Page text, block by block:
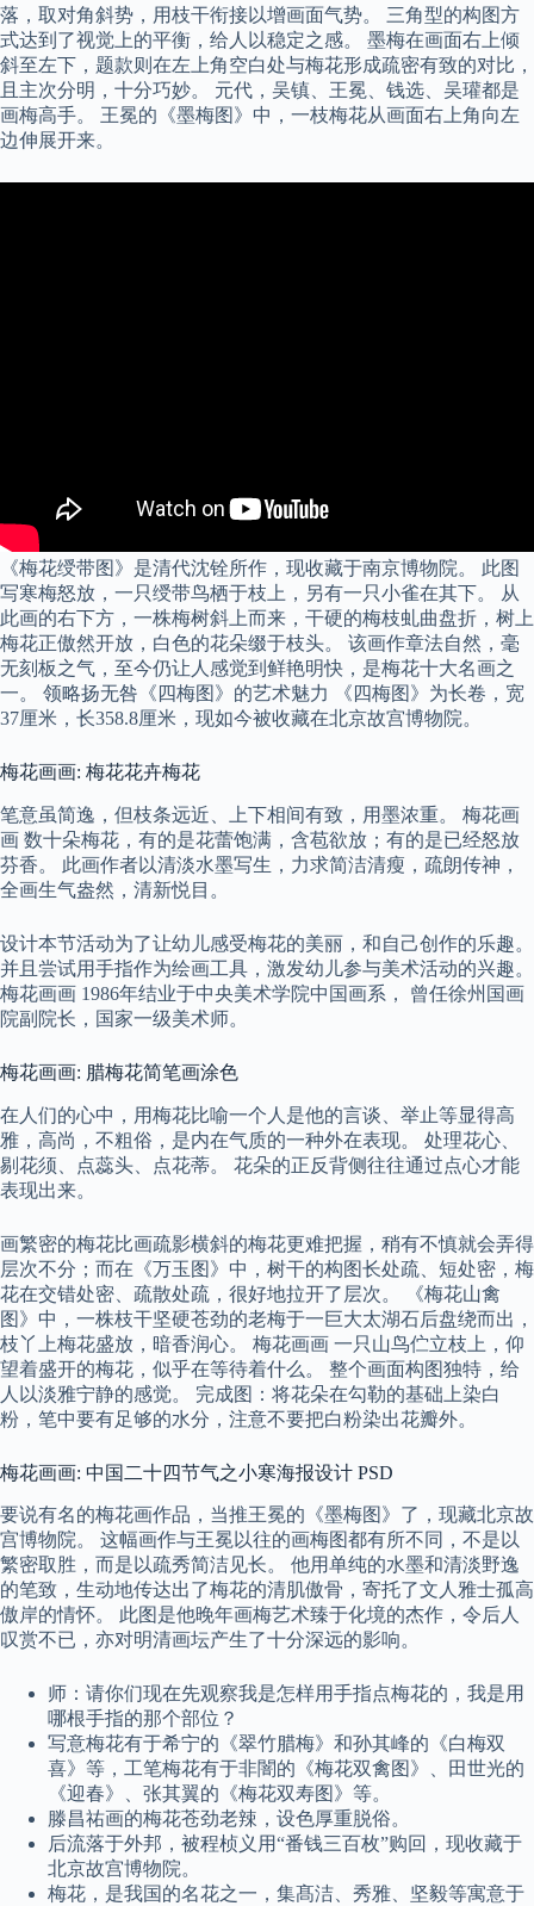
落，取对角斜势，用枝干衔接以增画面气势。 三角型的构图方
式达到了视觉上的平衡，给人以稳定之感。 墨梅在画面右上倾
斜至左下，题款则在左上角空白处与梅花形成疏密有致的对比，
且主次分明，十分巧妙。 元代，吴镇、王冕、钱选、吴瓘都是
画梅高手。 王冕的《墨梅图》中，一枝梅花从画面右上角向左
边伸展开来。
《梅花绶带图》是清代沈铨所作，现收藏于南京博物院。 此图
写寒梅怒放，一只绶带鸟栖于枝上，另有一只小雀在其下。 从
此画的右下方，一株梅树斜上而来，干硬的梅枝虬曲盘折，树上
梅花正傲然开放，白色的花朵缀于枝头。 该画作章法自然，毫
无刻板之气，至今仍让人感觉到鲜艳明快，是梅花十大名画之
一。 领略扬无咎《四梅图》的艺术魅力 《四梅图》为长卷，宽
37厘米，长358.8厘米，现如今被收藏在北京故宫博物院。
梅花画画: 梅花花卉梅花
笔意虽简逸，但枝条远近、上下相间有致，用墨浓重。 梅花画
画 数十朵梅花，有的是花蕾饱满，含苞欲放；有的是已经怒放
芬香。 此画作者以清淡水墨写生，力求简洁清瘦，疏朗传神，
全画生气盎然，清新悦目。
设计本节活动为了让幼儿感受梅花的美丽，和自己创作的乐趣。
并且尝试用手指作为绘画工具，激发幼儿参与美术活动的兴趣。
梅花画画 1986年结业于中央美术学院中国画系， 曾任徐州国画
院副院长，国家一级美术师。
梅花画画: 腊梅花简笔画涂色
在人们的心中，用梅花比喻一个人是他的言谈、举止等显得高
雅，高尚，不粗俗，是内在气质的一种外在表现。 处理花心、
剔花须、点蕊头、点花蒂。 花朵的正反背侧往往通过点心才能
表现出来。
画繁密的梅花比画疏影横斜的梅花更难把握，稍有不慎就会弄得
层次不分；而在《万玉图》中，树干的构图长处疏、短处密，梅
花在交错处密、疏散处疏，很好地拉开了层次。 《梅花山禽
图》中，一株枝干坚硬苍劲的老梅于一巨大太湖石后盘绕而出，
枝丫上梅花盛放，暗香润心。 梅花画画 一只山鸟伫立枝上，仰
望着盛开的梅花，似乎在等待着什么。 整个画面构图独特，给
人以淡雅宁静的感觉。 完成图：将花朵在勾勒的基础上染白
粉，笔中要有足够的水分，注意不要把白粉染出花瓣外。
梅花画画: 中国二十四节气之小寒海报设计 PSD
要说有名的梅花画作品，当推王冕的《墨梅图》了，现藏北京故
宫博物院。 这幅画作与王冕以往的画梅图都有所不同，不是以
繁密取胜，而是以疏秀简洁见长。 他用单纯的水墨和清淡野逸
的笔致，生动地传达出了梅花的清肌傲骨，寄托了文人雅士孤高
傲岸的情怀。 此图是他晚年画梅艺术臻于化境的杰作，令后人
叹赏不已，亦对明清画坛产生了十分深远的影响。
师：请你们现在先观察我是怎样用手指点梅花的，我是用
哪根手指的那个部位？
写意梅花有于希宁的《翠竹腊梅》和孙其峰的《白梅双
喜》等，工笔梅花有于非闇的《梅花双禽图》、田世光的
《迎春》、张其翼的《梅花双寿图》等。
滕昌祐画的梅花苍劲老辣，设色厚重脱俗。
后流落于外邦，被程桢义用“番钱三百枚”购回，现收藏于
北京故宫博物院。
梅花，是我国的名花之一，集髙洁、秀雅、坚毅等寓意于